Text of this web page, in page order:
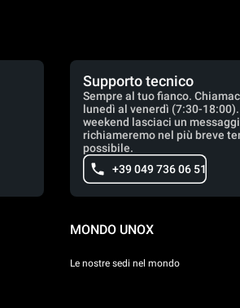
Supporto tecnico
Sempre al tuo fianco.
lunedì al venerdì (7:30-
weekend lasciaci un
richiameremo nel più breve
possibile.
+39 049 736 06 51
MONDO UNOX
Le nostre sedi nel mondo